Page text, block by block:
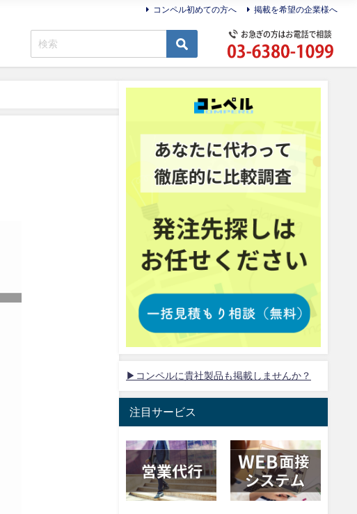
コンペル初めての方へ 掲載を希望の企業様へ
▶コンペルに貴社製品も掲載しませんか？
注目サービス